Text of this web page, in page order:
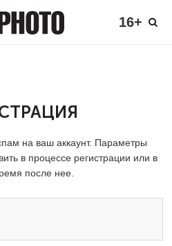
16+
на ваш аккаунт. Параметры
в процессе регистрации или в
после нее.